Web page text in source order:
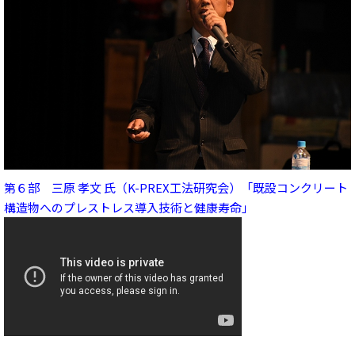
第６部 三原 孝文 氏（K-PREX工法研究会）「既設コンクリート
構造物へのプレストレス導入技術と健康寿命」